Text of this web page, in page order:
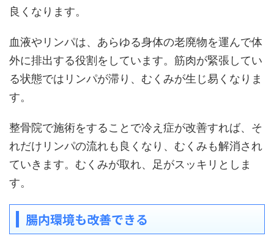
良くなります。
血液やリンパは、あらゆる身体の老廃物を運んで体
外に排出する役割をしています。筋肉が緊張してい
る状態ではリンパが滞り、むくみが生じ易くなりま
す。
整骨院で施術をすることで冷え症が改善すれば、そ
れだけリンパの流れも良くなり、むくみも解消され
ていきます。むくみが取れ、足がスッキリとしま
す。
腸内環境も改善できる